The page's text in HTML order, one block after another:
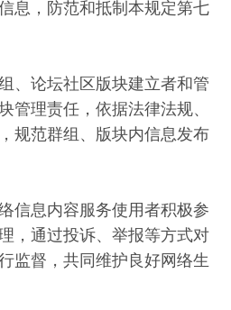
息，防范和抵制本规定第七
、论坛社区版块建立者和管
管理责任，依据法律法规、
规范群组、版块内信息发布
信息内容服务使用者积极参
，通过投诉、举报等方式对
监督，共同维护良好网络生